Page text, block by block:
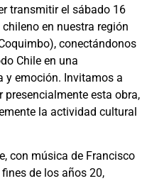
transmitir el sábado 16
en nuestra región
conectándonos
Chile en una
y emoción. Invitamos a
esta obra,
la actividad cultural
con música de Francisco
de los años 20,